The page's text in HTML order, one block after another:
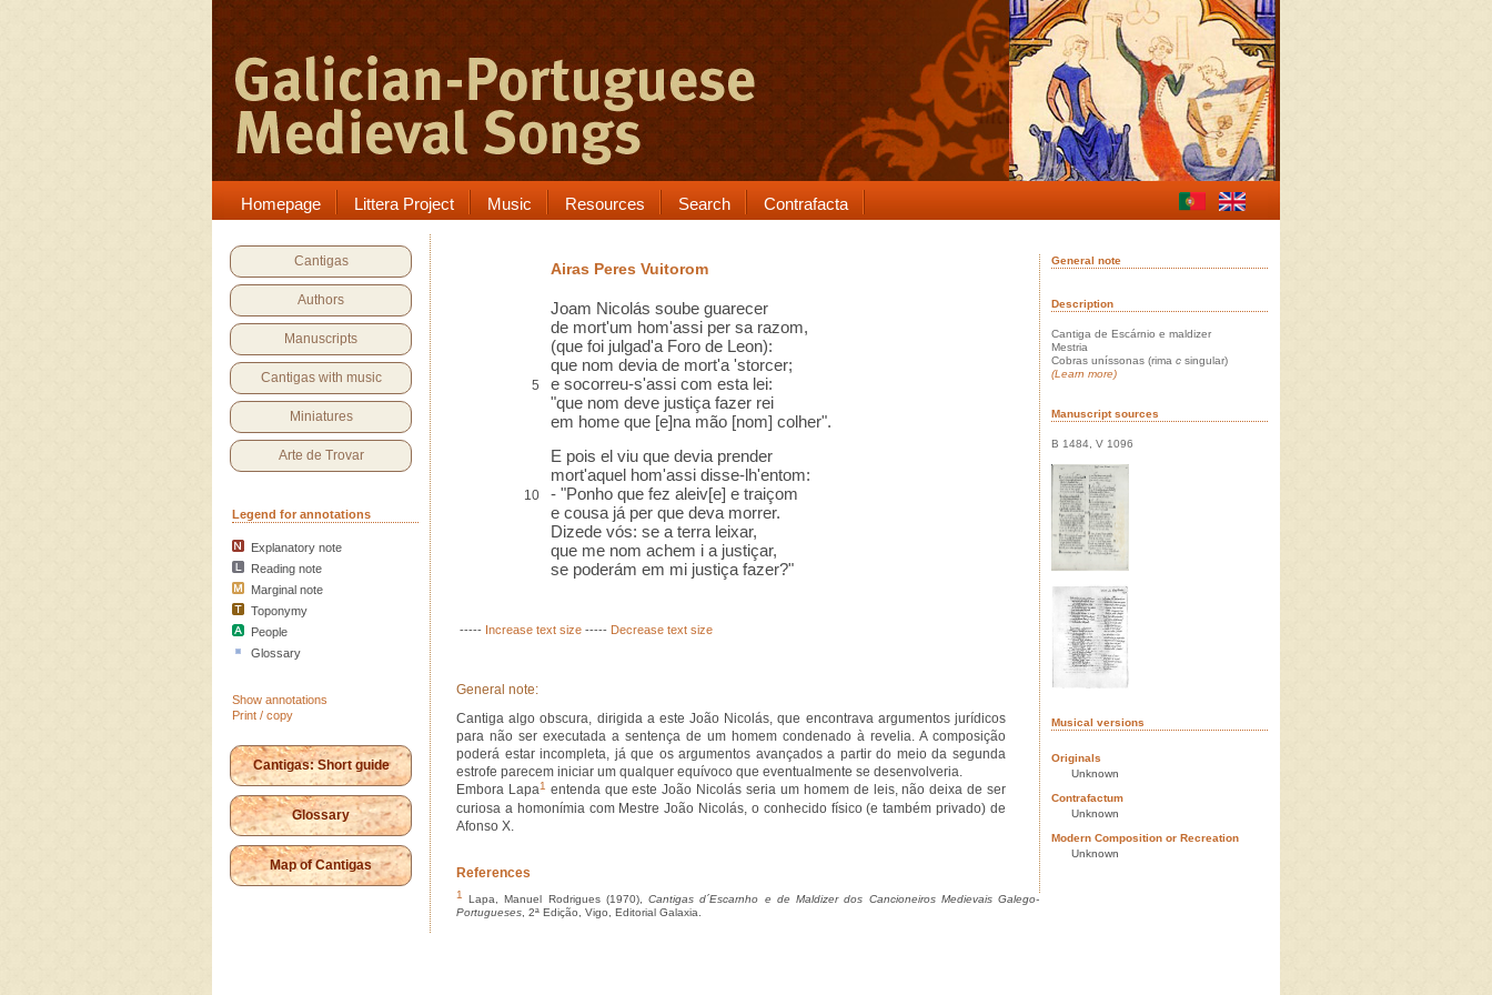
Homepage Littera Project Music Resources Search Contrafacta
Cantigas
Authors
Manuscripts
Cantigas with music
Miniatures
Arte de Trovar
Legend for annotations
Explanatory note
Reading note
Marginal note
Toponymy
People
Glossary
Show annotations
Print / copy
Cantigas: Short guide
Glossary
Map of Cantigas
Airas Peres Vuitorom
Joam Nicolás soube guarecer
de mort'um hom'assi per sa razom,
(que foi julgad'a Foro de Leon):
que nom devia de mort'a 'storcer;
5
e socorreu-s'assi com esta lei:
"que nom deve justiça fazer rei
em home que [e]na mão [nom] colher".
E pois el viu que devia prender
mort'aquel hom'assi disse-lh'entom:
10
- "Ponho que fez aleiv[e] e traiçom
e cousa já per que deva morrer.
Dizede vós: se a terra leixar,
que me nom achem i a justiçar,
se poderám em mi justiça fazer?"
----- Increase text size ----- Decrease text size
General note:
Cantiga algo obscura, dirigida a este João Nicolás, que encontrava argumentos jurídicos
para não ser executada a sentença de um homem condenado à revelia. A composição
poderá estar incompleta, já que os argumentos avançados a partir do meio da segunda
estrofe parecem iniciar um qualquer equívoco que eventualmente se desenvolveria.
Embora Lapa1 entenda que este João Nicolás seria um homem de leis, não deixa de ser
curiosa a homonímia com Mestre João Nicolás, o conhecido físico (e também privado) de
Afonso X.
References
1 Lapa, Manuel Rodrigues (1970),Cantigas d´Escarnho e de Maldizer dos Cancioneiros Medievais Galego-
Portugueses , 2ª Edição, Vigo, Editorial Galaxia.
General note
Description
Cantiga de Escárnio e maldizer
Mestria
Cobras uníssonas (rima c singular)
(Learn more)
Manuscript sources
B 1484, V 1096
Musical versions
Originals
Unknown
Contrafactum
Unknown
Modern Composition or Recreation
Unknown